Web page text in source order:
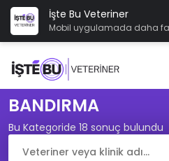
İşte Bu Veteriner
Mobil uygulamada daha
BANDIRMA
Bu Kategoride 18 sonuç bulundu